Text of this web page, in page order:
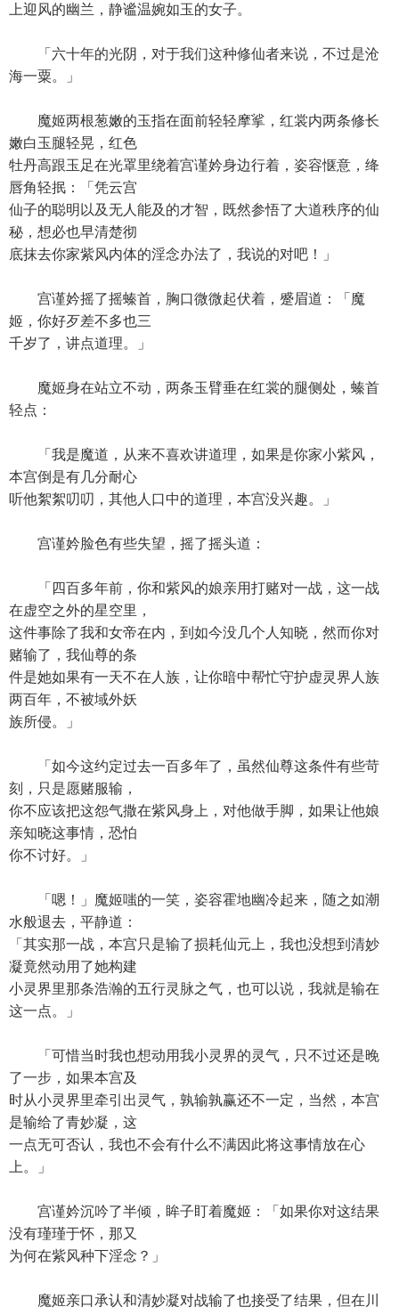
上迎风的幽兰，静谧温婉如玉的女子。
「六十年的光阴，对于我们这种修仙者来说，不过是沧
海一粟。」
魔姬两根葱嫩的玉指在面前轻轻摩挲，红裳内两条修长
嫩白玉腿轻晃，红色
牡丹高跟玉足在光罩里绕着宫谨妗身边行着，姿容惬意，绛
唇角轻抿：「凭云宫
仙子的聪明以及无人能及的才智，既然参悟了大道秩序的仙
秘，想必也早清楚彻
底抹去你家紫风内体的淫念办法了，我说的对吧！」
宫谨妗摇了摇螓首，胸口微微起伏着，蹙眉道：「魔
姬，你好歹差不多也三
千岁了，讲点道理。」
魔姬身在站立不动，两条玉臂垂在红裳的腿侧处，螓首
轻点：
「我是魔道，从来不喜欢讲道理，如果是你家小紫风，
本宫倒是有几分耐心
听他絮絮叨叨，其他人口中的道理，本宫没兴趣。」
宫谨妗脸色有些失望，摇了摇头道：
「四百多年前，你和紫风的娘亲用打赌对一战，这一战
在虚空之外的星空里，
这件事除了我和女帝在内，到如今没几个人知晓，然而你对
赌输了，我仙尊的条
件是她如果有一天不在人族，让你暗中帮忙守护虚灵界人族
两百年，不被域外妖
族所侵。」
「如今这约定过去一百多年了，虽然仙尊这条件有些苛
刻，只是愿赌服输，
你不应该把这怨气撒在紫风身上，对他做手脚，如果让他娘
亲知晓这事情，恐怕
你不讨好。」
「嗯！」魔姬嗤的一笑，姿容霍地幽冷起来，随之如潮
水般退去，平静道：
「其实那一战，本宫只是输了损耗仙元上，我也没想到清妙
凝竟然动用了她构建
小灵界里那条浩瀚的五行灵脉之气，也可以说，我就是输在
这一点。」
「可惜当时我也想动用我小灵界的灵气，只不过还是晚
了一步，如果本宫及
时从小灵界里牵引出灵气，孰输孰赢还不一定，当然，本宫
是输给了青妙凝，这
一点无可否认，我也不会有什么不满因此将这事情放在心
上。」
宫谨妗沉吟了半倾，眸子盯着魔姬：「如果你对这结果
没有瑾瑾于怀，那又
为何在紫风种下淫念？」
魔姬亲口承认和清妙凝对战输了也接受了结果，但在川